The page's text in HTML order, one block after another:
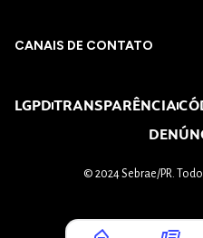
CANAIS DE CONTATO
LGPDTRANSPARÊNCIA
© 2024 Sebrae/PR.